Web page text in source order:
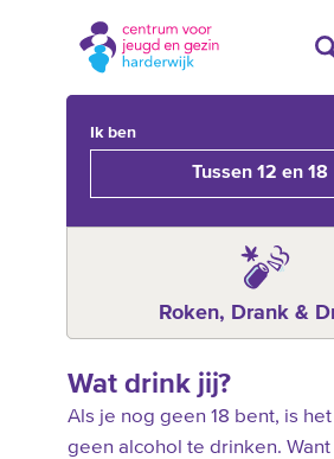
Ik ben
Tussen 12 en 18
Roken, Drank &
Wat drink jij?
Als je nog geen 18 bent, is
geen alcohol te drinken.